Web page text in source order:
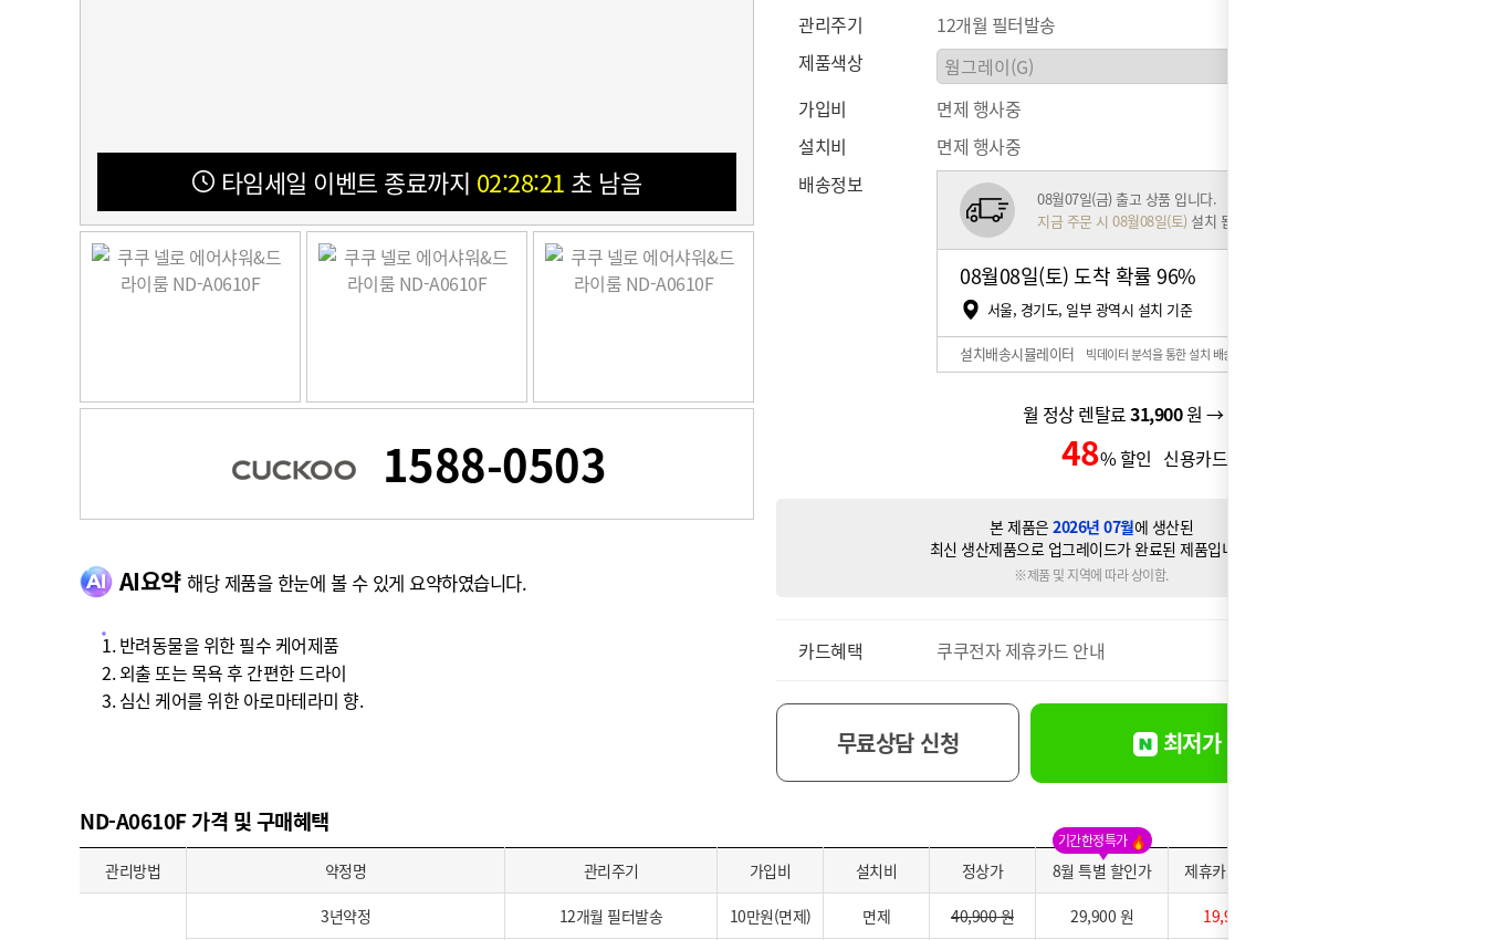
타임세일 이벤트 종료까지 02:28:20 초 남음
1588-0503
AI요약 해당 제품을 한눈에 볼 수 있게 요약하였습니다.
1. 반려동물을 위한 필수 케어제품
2. 외출 또는 목욕 후 간편한 드라이
3. 심신 케어를 위한 아로마테라미 향.
관리주기
12개월 필터발송
제품색상
가입비
면제 행사중
설치비
면제 행사중
배송정보
08월07일(금) 출고 상품 입니다.
지금 주문 시 08월08일(토) 설치 됩니다.
08월08일(토) 도착 확률96%
서울, 경기도, 일부 광역시 설치 기준
설치배송시뮬레이터 빅데이터 분석을 통한 설치 배송일 예측 시스템
월 정상 렌탈료31,900원 → 월 할인 렌탈료
48% 할인 신용카드 할인가
본 제품은 2026년 07월에 생산된
최신 생산제품으로 업그레이드가 완료된 제품입니다.
※제품 및 지역에 따라 상이함.
카드혜택 쿠쿠전자 제휴카드 안내
무료상담 신청 최저가 바로신청
기간한정특가
ND-A0610F 가격 및 구매혜택
관리방법 약정명 관리주기 가입비 설치비 정상가 8월 특별 할인가 제휴카드 적용가
3년약정 12개월 필터발송 10만원(면제) 면제 40,900 원 29,900 원 19,900 원